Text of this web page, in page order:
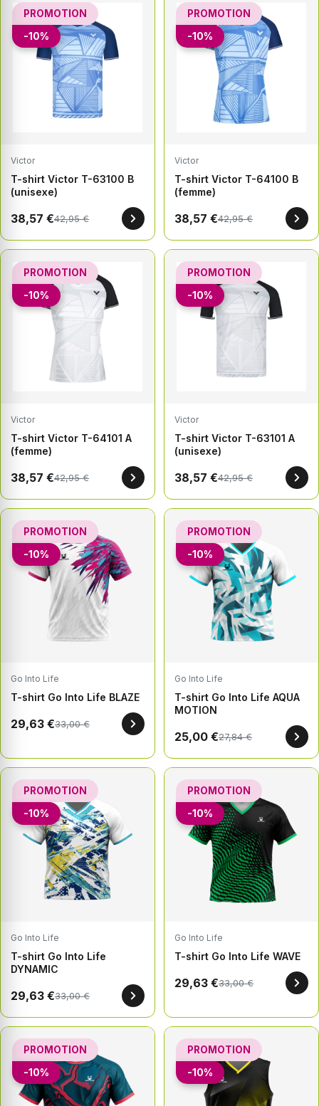
PROMOTION
-10%
Victor
T-shirt Victor T-63100 B
(unisexe)
38,57 €42,95 €
PROMOTION
-10%
Victor
T-shirt Victor T-64100 B
(femme)
38,57 €42,95 €
PROMOTION
-10%
Victor
T-shirt Victor T-64101 A
(femme)
38,57 €42,95 €
PROMOTION
-10%
Victor
T-shirt Victor T-63101 A
(unisexe)
38,57 €42,95 €
PROMOTION
-10%
Go Into Life
T-shirt Go Into Life BLAZE
29,63 €33,00 €
PROMOTION
-10%
Go Into Life
T-shirt Go Into Life AQUA
MOTION
25,00 €27,84 €
PROMOTION
-10%
Go Into Life
T-shirt Go Into Life
DYNAMIC
29,63 €33,00 €
PROMOTION
-10%
Go Into Life
T-shirt Go Into Life WAVE
29,63 €33,00 €
PROMOTION
-10%
PROMOTION
-10%